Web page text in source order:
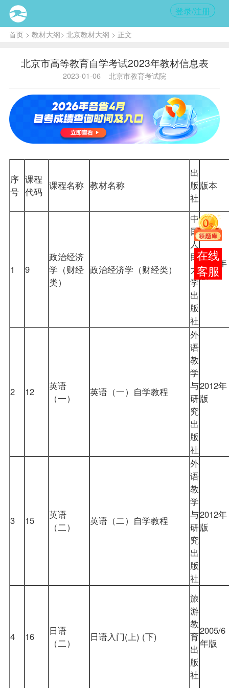
登录/注册
首页> 教材大纲> 北京教材大纲 > 正文
北京市高等教育自学考试2023年教材信息表
2023-01-06 北京市教育考试院
序
号
课程
代码
课程名称 教材名称
出
版
社
版本
1 9
政治经济
学（财经
类）
政治经济学（财经类）
中
国
人
民
大
学
出
版
社
2016年
版
2 12
英语
（一）
英语（一）自学教程
外
语
教
学
与
研
究
出
版
社
2012年
版
3 15
英语
（二）
英语（二）自学教程
外
语
教
学
与
研
究
出
版
社
2012年
版
4 16
日语
（二）
日语入门(上) (下)
旅
游
教
育
出
版
社
2005/6
年版
在线
客服